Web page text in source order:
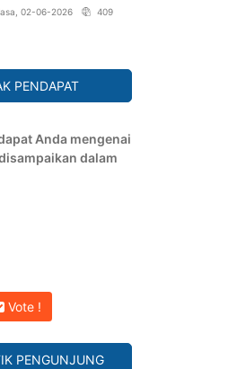
02-06-2026 409
PENDAPAT
Anda mengenai
dalam
Vote !
PENGUNJUNG